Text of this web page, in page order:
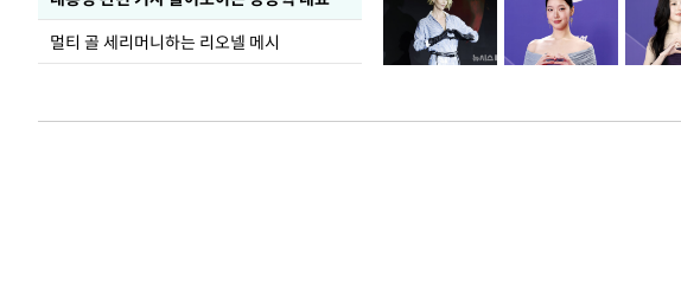
멀티 골 세리머니하는 리오넬 메시